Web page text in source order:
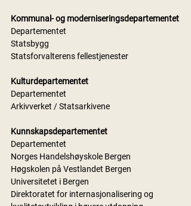
Kommunal- og moderniseringsdepartementet
Departementet
Statsbygg
Statsforvalterens fellestjenester
Kulturdepartementet
Departementet
Arkivverket / Statsarkivene
Kunnskapsdepartementet
Departementet
Norges Handelshøyskole Bergen
Høgskolen på Vestlandet Bergen
Universitetet i Bergen
Direktoratet for internasjonalisering og